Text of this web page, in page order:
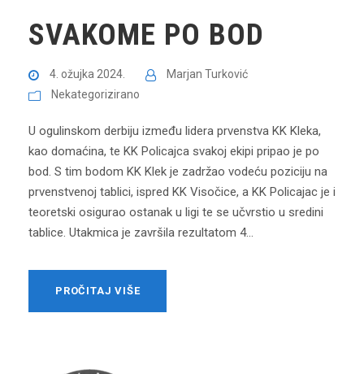
SVAKOME PO BOD
4. ožujka 2024.
Marjan Turković
Nekategorizirano
U ogulinskom derbiju između lidera prvenstva KK Kleka,
kao domaćina, te KK Policajca svakoj ekipi pripao je po
bod. S tim bodom KK Klek je zadržao vodeću poziciju na
prvenstvenoj tablici, ispred KK Visočice, a KK Policajac je i
teoretski osigurao ostanak u ligi te se učvrstio u sredini
tablice. Utakmica je završila rezultatom 4...
PROČITAJ VIŠE